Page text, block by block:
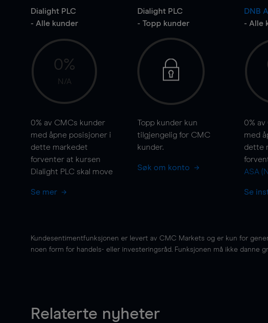
Dialight PLC
- Alle kunder
0%
N/A
0% av CMCs kunder
med åpne posisjoner i
dette markedet
forventer at kursen
Dialight PLC skal move
Se mer
Dialight PLC
- Topp kunder
Topp kunder kun
tilgjengelig for CMC
kunder.
Søk om konto
DNB
- Alle
0% av
med
dette
ASA
Se
Kundesentimentfunksjonen er levert av CMC Markets og er kun for
noen form for handels- eller investeringsråd. Funksjonen må ikke danne
Relaterte nyheter